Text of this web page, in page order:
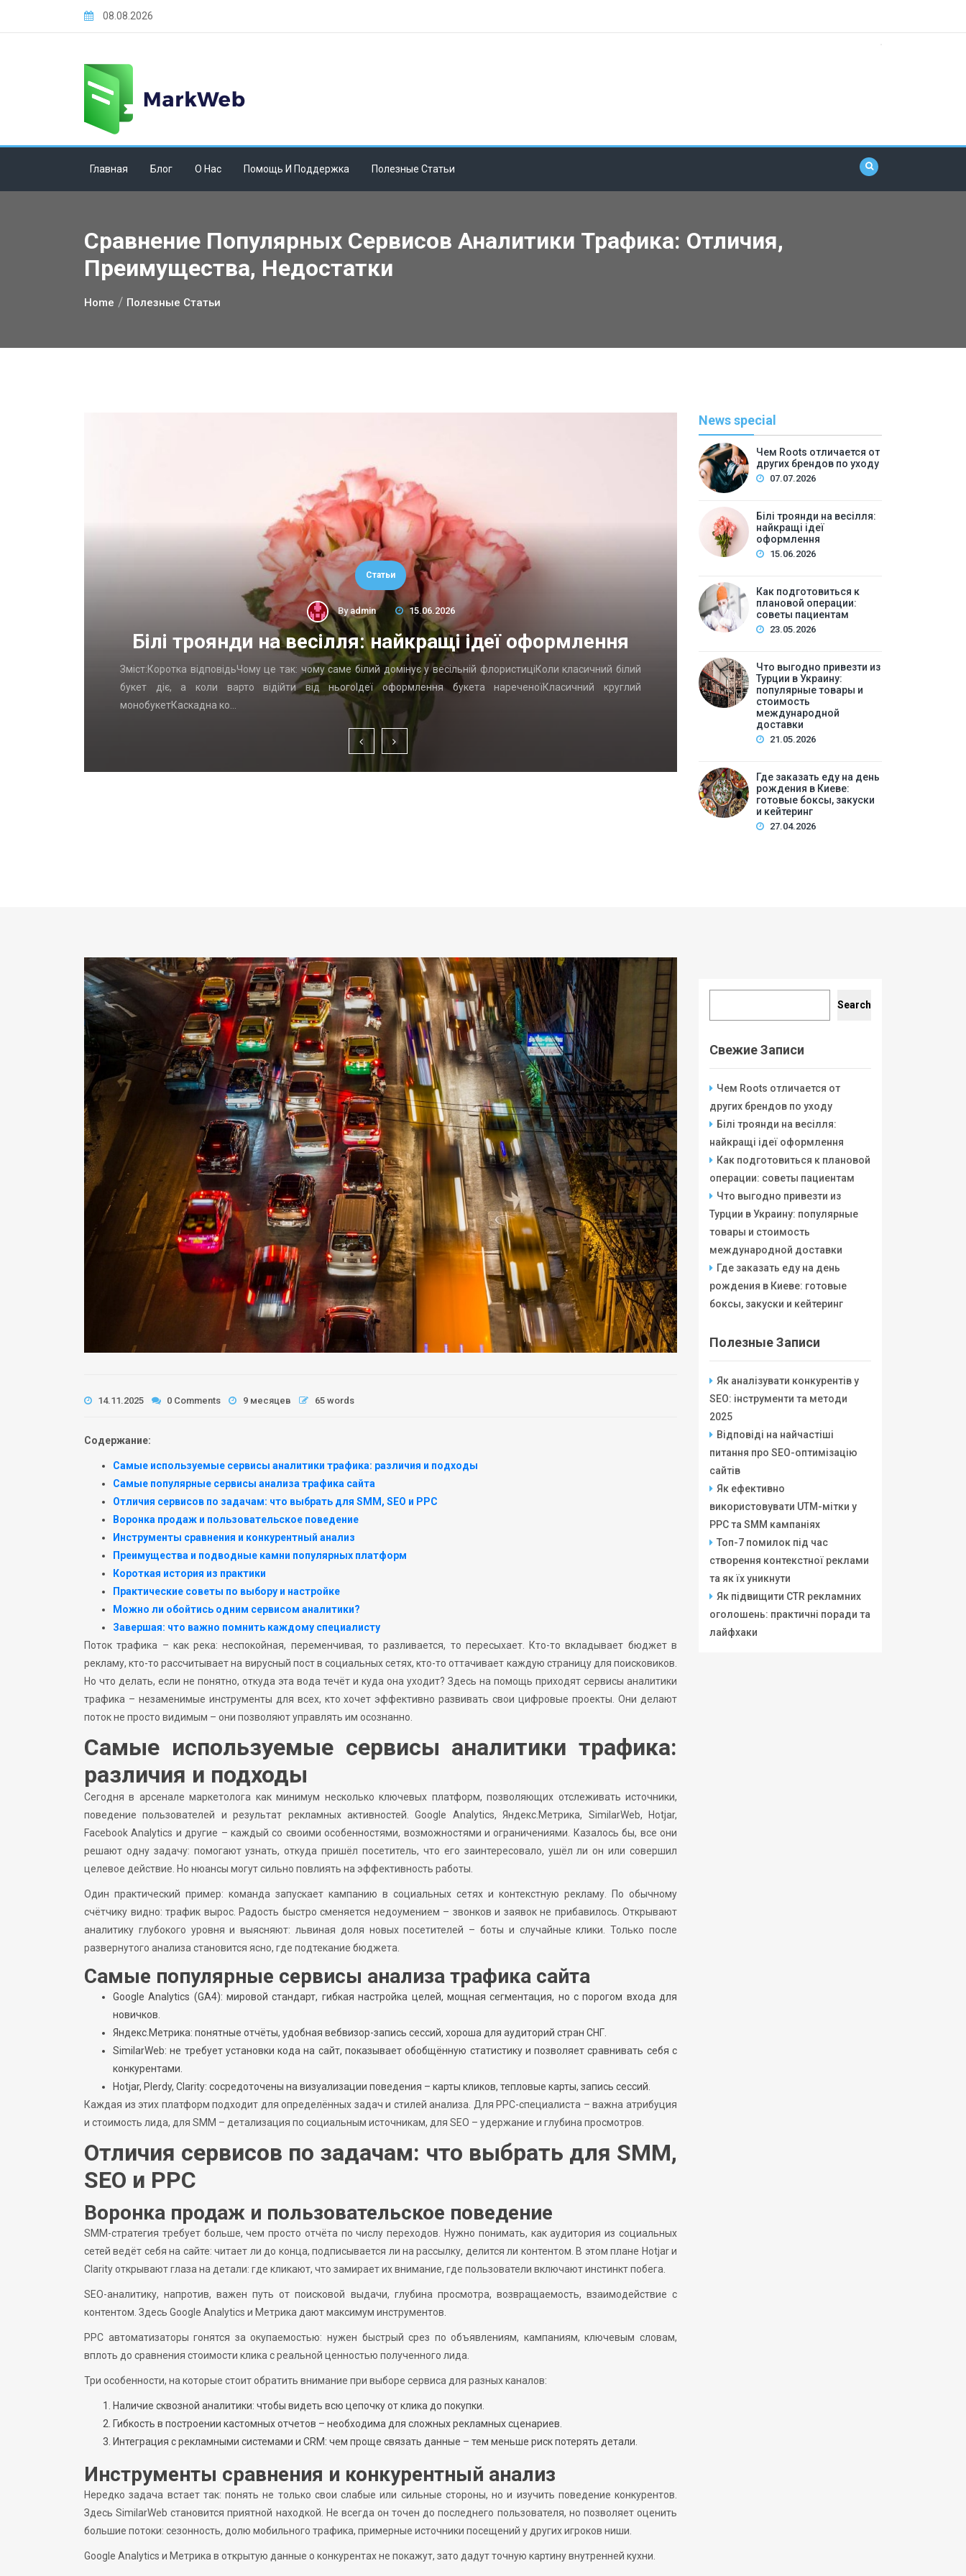
08.08.2026
Главная Блог О Нас Помощь И Поддержка Полезные Статьи
Сравнение Популярных Сервисов Аналитики Трафика: Отличия,
Преимущества, Недостатки
Home Полезные Статьи
Статьи
By admin 15.06.2026
Білі троянди на весілля: найкращі ідеї оформлення
Зміст:Коротка відповідьЧому це так: чому саме білий домінує у весільній флористиціКоли класичний білий
букет діє, а коли варто відійти від ньогоІдеї оформлення букета нареченоїКласичний круглий
монобукетКаскадна ко…
Как подготовиться к
Содержание:Почему подготовка к операции —
операцииДиагностический этап: что нужно
продолжатьПитание и режим перед опер…
News special
Чем Roots отличается от
других брендов по уходу
07.07.2026
Білі троянди на весілля:
найкращі ідеї
оформлення
15.06.2026
Как подготовиться к
плановой операции:
советы пациентам
23.05.2026
Что выгодно привезти из
Турции в Украину:
популярные товары и
стоимость
международной
доставки
21.05.2026
Где заказать еду на день
рождения в Киеве:
готовые боксы, закуски
и кейтеринг
27.04.2026
14.11.2025 0 Comments 9 месяцев 65 words
Содержание:
Самые используемые сервисы аналитики трафика: различия и подходы
Самые популярные сервисы анализа трафика сайта
Отличия сервисов по задачам: что выбрать для SMM, SEO и PPC
Воронка продаж и пользовательское поведение
Инструменты сравнения и конкурентный анализ
Преимущества и подводные камни популярных платформ
Короткая история из практики
Практические советы по выбору и настройке
Можно ли обойтись одним сервисом аналитики?
Завершая: что важно помнить каждому специалисту
Поток трафика – как река: неспокойная, переменчивая, то разливается, то пересыхает. Кто-то вкладывает бюджет в
рекламу, кто-то рассчитывает на вирусный пост в социальных сетях, кто-то оттачивает каждую страницу для поисковиков.
Но что делать, если не понятно, откуда эта вода течёт и куда она уходит? Здесь на помощь приходят сервисы аналитики
трафика – незаменимые инструменты для всех, кто хочет эффективно развивать свои цифровые проекты. Они делают
поток не просто видимым – они позволяют управлять им осознанно.
Самые используемые сервисы аналитики трафика:
различия и подходы
Сегодня в арсенале маркетолога как минимум несколько ключевых платформ, позволяющих отслеживать источники,
поведение пользователей и результат рекламных активностей. Google Analytics, Яндекс.Метрика, SimilarWeb, Hotjar,
Facebook Analytics и другие – каждый со своими особенностями, возможностями и ограничениями. Казалось бы, все они
решают одну задачу: помогают узнать, откуда пришёл посетитель, что его заинтересовало, ушёл ли он или совершил
целевое действие. Но нюансы могут сильно повлиять на эффективность работы.
Один практический пример: команда запускает кампанию в социальных сетях и контекстную рекламу. По обычному
счётчику видно: трафик вырос. Радость быстро сменяется недоумением – звонков и заявок не прибавилось. Открывают
аналитику глубокого уровня и выясняют: львиная доля новых посетителей – боты и случайные клики. Только после
развернутого анализа становится ясно, где подтекание бюджета.
Самые популярные сервисы анализа трафика сайта
Google Analytics (GA4): мировой стандарт, гибкая настройка целей, мощная сегментация, но с порогом входа для
новичков.
Яндекс.Метрика: понятные отчёты, удобная вебвизор-запись сессий, хороша для аудиторий стран СНГ.
SimilarWeb: не требует установки кода на сайт, показывает обобщённую статистику и позволяет сравнивать себя с
конкурентами.
Hotjar, Plerdy, Clarity: сосредоточены на визуализации поведения – карты кликов, тепловые карты, запись сессий.
Каждая из этих платформ подходит для определённых задач и стилей анализа. Для PPC-специалиста – важна атрибуция
и стоимость лида, для SMM – детализация по социальным источникам, для SEO – удержание и глубина просмотров.
Отличия сервисов по задачам: что выбрать для SMM,
SEO и PPC
Воронка продаж и пользовательское поведение
SMM-стратегия требует больше, чем просто отчёта по числу переходов. Нужно понимать, как аудитория из социальных
сетей ведёт себя на сайте: читает ли до конца, подписывается ли на рассылку, делится ли контентом. В этом плане Hotjar и
Clarity открывают глаза на детали: где кликают, что замирает их внимание, где пользователи включают инстинкт побега.
SEO-аналитику, напротив, важен путь от поисковой выдачи, глубина просмотра, возвращаемость, взаимодействие с
контентом. Здесь Google Analytics и Метрика дают максимум инструментов.
PPC автоматизаторы гонятся за окупаемостью: нужен быстрый срез по объявлениям, кампаниям, ключевым словам,
вплоть до сравнения стоимости клика с реальной ценностью полученного лида.
Три особенности, на которые стоит обратить внимание при выборе сервиса для разных каналов:
Наличие сквозной аналитики: чтобы видеть всю цепочку от клика до покупки.
Гибкость в построении кастомных отчетов – необходима для сложных рекламных сценариев.
Интеграция с рекламными системами и CRM: чем проще связать данные – тем меньше риск потерять детали.
Инструменты сравнения и конкурентный анализ
Нередко задача встает так: понять не только свои слабые или сильные стороны, но и изучить поведение конкурентов.
Здесь SimilarWeb становится приятной находкой. Не всегда он точен до последнего пользователя, но позволяет оценить
большие потоки: сезонность, долю мобильного трафика, примерные источники посещений у других игроков ниши.
Google Analytics и Метрика в открытую данные о конкурентах не покажут, зато дадут точную картину внутренней кухни.
Search
Свежие Записи
Чем Roots отличается от
других брендов по уходу
Білі троянди на весілля:
найкращі ідеї оформлення
Как подготовиться к плановой
операции: советы пациентам
Что выгодно привезти из
Турции в Украину: популярные
товары и стоимость
международной доставки
Где заказать еду на день
рождения в Киеве: готовые
боксы, закуски и кейтеринг
Полезные Записи
Як аналізувати конкурентів у
SEO: інструменти та методи
2025
Відповіді на найчастіші
питання про SEO-оптимізацію
сайтів
Як ефективно
використовувати UTM-мітки у
PPC та SMM кампаніях
Топ-7 помилок під час
створення контекстної реклами
та як їх уникнути
Як підвищити CTR рекламних
оголошень: практичні поради та
лайфхаки